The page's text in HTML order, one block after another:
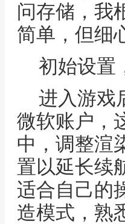
问存储，我
简单，但细
初始设置
进入游戏
微软账户，
中，调整渲
置以延长续
适合自己的
造模式，熟